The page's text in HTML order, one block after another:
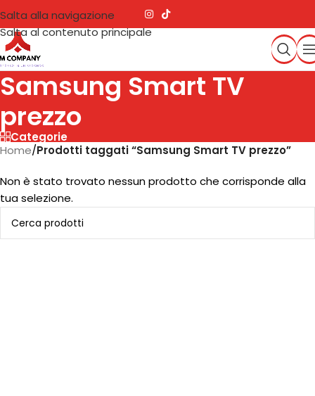
Salta alla navigazione
Salta al contenuto principale
Samsung Smart TV
prezzo
Categorie
Home/Prodotti taggati “Samsung Smart TV prezzo”
Non è stato trovato nessun prodotto che corrisponde alla
tua selezione.